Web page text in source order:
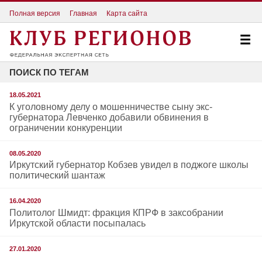
Полная версия Главная Карта сайта
ПОИСК ПО ТЕГАМ
18.05.2021
К уголовному делу о мошенничестве сыну экс-
губернатора Левченко добавили обвинения в
ограничении конкуренции
08.05.2020
Иркутский губернатор Кобзев увидел в поджоге школы
политический шантаж
16.04.2020
Политолог Шмидт: фракция КПРФ в заксобрании
Иркутской области посыпалась
27.01.2020